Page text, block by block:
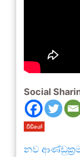
Social
වීඩියෝ
නව ආණ්ඩුක්‍රම